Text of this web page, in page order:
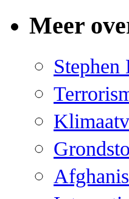
Meer
Stephen